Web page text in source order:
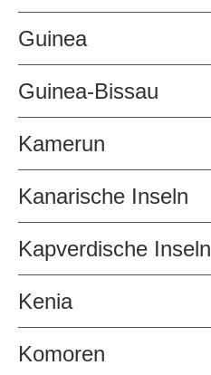
Guinea
Guinea-Bissau
Kamerun
Kanarische Inseln
Kapverdische Inseln
Kenia
Komoren